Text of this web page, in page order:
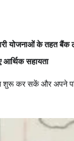
योजनाओं के तहत बैंक
आर्थिक सहायता
शुरू कर सकें और अपने